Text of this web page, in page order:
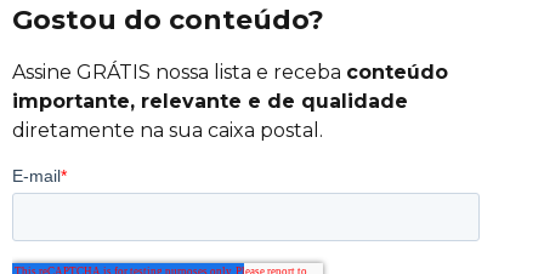
Gostou do conteúdo?
Assine GRÁTIS nossa lista e receba conteúdo
importante, relevante e de qualidade
diretamente na sua caixa postal.